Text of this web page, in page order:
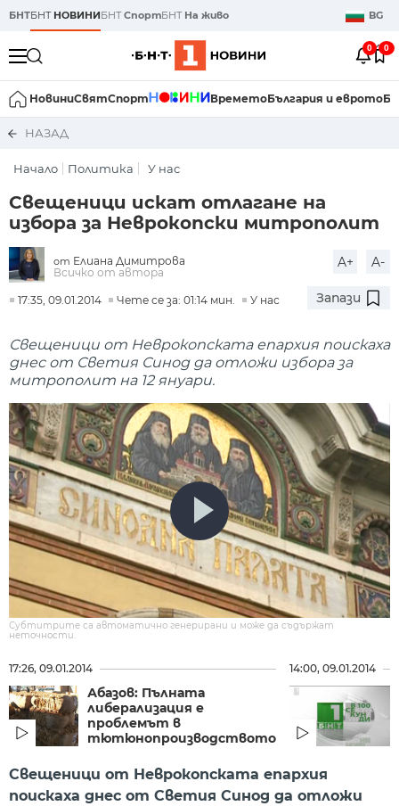
БНТБНТ НОВИНИБНТСпортБНТ На живо BG
0 0
НовиниСвятСпорт ВреметоБългария и еврото
НАЗАД
Начало Политика У нас
Свещеници искат отлагане на
избора за Неврокопски митрополит
от Елиана Димитрова
Всичко от автора
A+ A-
17:35, 09.01.2014 Чете се за: 01:14 мин. У нас Запази
Свещеници от Неврокопската епархия поискаха
днес от Светия Синод да отложи избора за
митрополит на 12 януари.
Субтитрите са автоматично генерирани и може да съдържат
неточности.
17:26, 09.01.2014
Абазов: Пълната
либерализация е
проблемът в
тютюнопроизводството
14:00, 09.01.2014
Свещеници от Неврокопската епархия
поискаха днес от Светия Синод да отложи